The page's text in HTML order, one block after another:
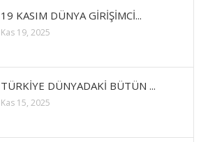
19 KASIM DÜNYA GİRİŞİMCİ...
Kas 19, 2025
TÜRKİYE DÜNYADAKİ BÜTÜN ...
Kas 15, 2025